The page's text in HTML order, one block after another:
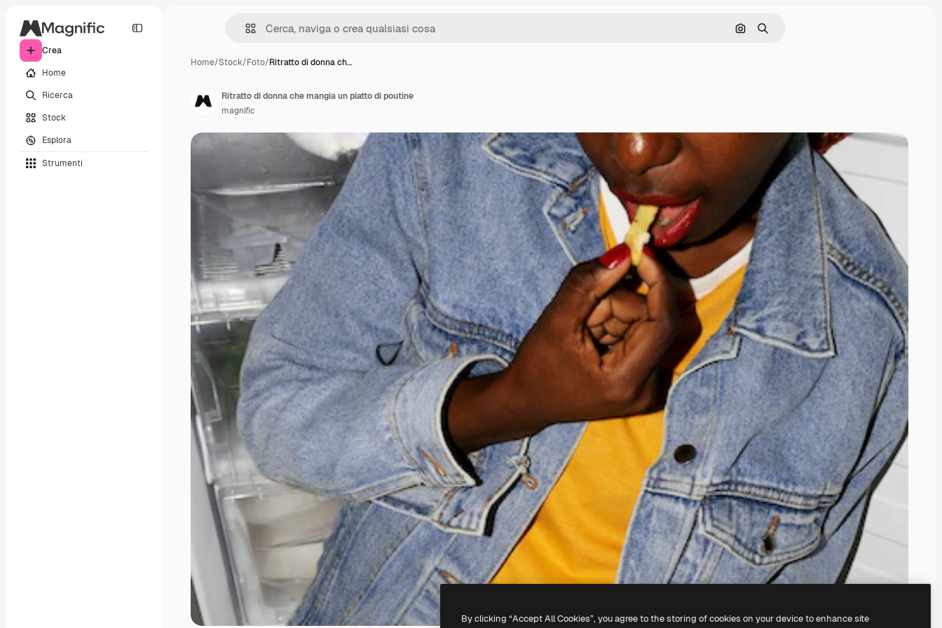
Crea
Home
Ricerca
Stock
Esplora
Strumenti
Cerca per immagine
Ricerca
Home/Stock/Foto/Ritratto di donna ch…
Ritratto di donna che mangia un piatto di poutine
magnific
By clicking “Accept All Cookies”, you agree to the storing of cookies on your device to enhance site